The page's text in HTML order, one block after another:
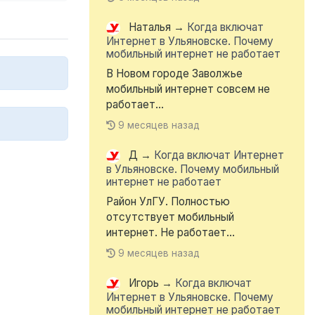
Наталья → Когда включат
Интернет в Ульяновске. Почему
мобильный интернет не работает
В Новом городе Заволжье
мобильный интернет совсем не
работает...
9 месяцев назад
Д → Когда включат Интернет
в Ульяновске. Почему мобильный
интернет не работает
Район УлГУ. Полностью
отсутствует мобильный
интернет. Не работает...
9 месяцев назад
Игорь → Когда включат
Интернет в Ульяновске. Почему
мобильный интернет не работает